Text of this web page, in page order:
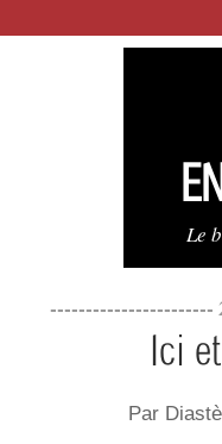
Le
-----------------------
Ici
Par